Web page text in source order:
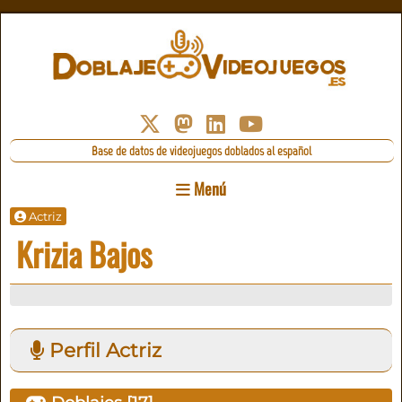
Base de datos de videojuegos doblados al español
Menú
Actriz
Krizia Bajos
Perfil Actriz